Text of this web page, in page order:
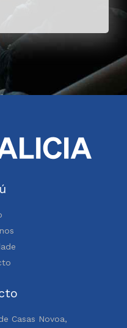
Casas Novoa,